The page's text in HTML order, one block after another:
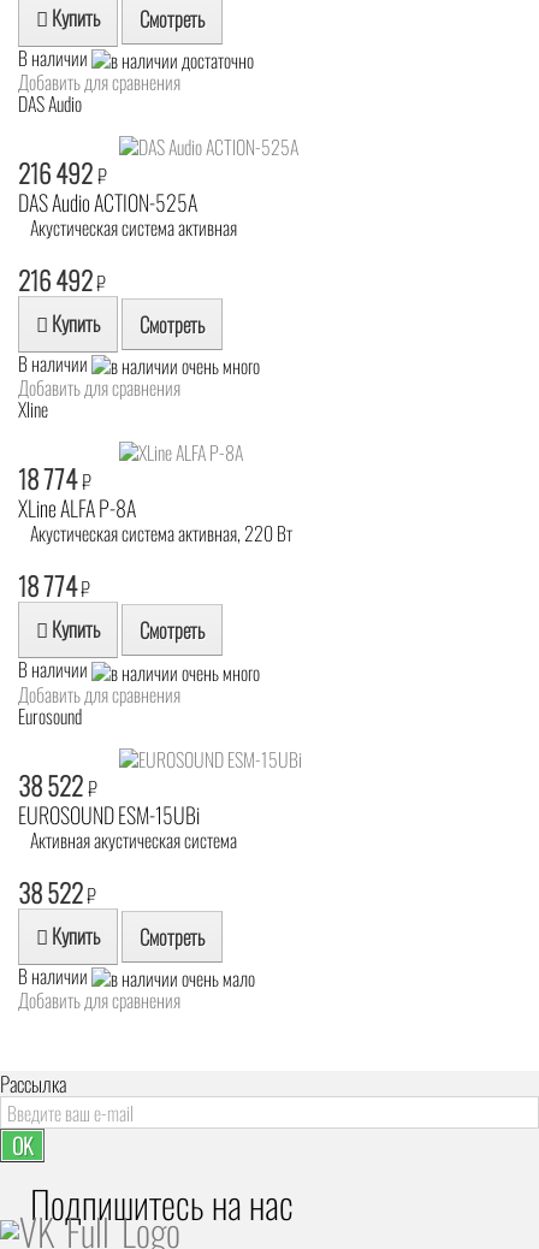
Купить Смотреть
В наличии
Добавить для сравнения
DAS Audio
216 492₽
DAS Audio ACTION-525A
Акустическая система активная
216 492₽
Купить Смотреть
В наличии
Добавить для сравнения
Xline
18 774₽
XLine ALFA P-8A
Акустическая система активная, 220 Вт
18 774₽
Купить Смотреть
В наличии
Добавить для сравнения
Eurosound
38 522₽
EUROSOUND ESM-15UBi
Активная акустическая система
38 522₽
Купить Смотреть
В наличии
Добавить для сравнения
Рассылка
OK
Подпишитесь на наc